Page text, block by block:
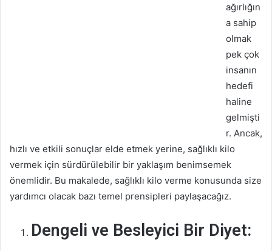
ağırlığın
a sahip
olmak
pek çok
insanın
hedefi
haline
gelmişti
r. Ancak,
hızlı ve etkili sonuçlar elde etmek yerine, sağlıklı kilo
vermek için sürdürülebilir bir yaklaşım benimsemek
önemlidir. Bu makalede, sağlıklı kilo verme konusunda size
yardımcı olacak bazı temel prensipleri paylaşacağız.
Dengeli ve Besleyici Bir Diyet: